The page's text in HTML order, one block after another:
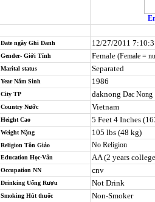
Date ngày Ghi Danh 12/27/2011
Gender- Giới Tính Female (Female =
Marital status Separated
Year Năm Sinh 1986
City TP daknong Dac Nong
Country Nước Vietnam
Height Cao 5 Feet 4 Inches
Weight Nặng 105 lbs (48 kg)
Religion Tôn Giáo No Religion
Education Học-Vấn AA (2 years
Occupation NN cnv
Drinking Uống Rượu Not Drink
Smoking Hút thuốc Non-Smoker